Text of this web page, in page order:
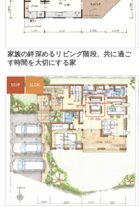
家族の絆深めるリビング階段、共に過ご
す時間を大切にする家
55坪 1LDK